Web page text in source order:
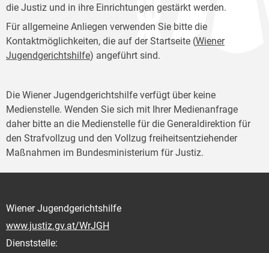
die Justiz und in ihre Einrichtungen gestärkt werden.
Für allgemeine Anliegen verwenden Sie bitte die
Kontaktmöglichkeiten, die auf der Startseite (Wiener
Jugendgerichtshilfe) angeführt sind.
Die Wiener Jugendgerichtshilfe verfügt über keine
Medienstelle. Wenden Sie sich mit Ihrer Medienanfrage
daher bitte an die Medienstelle für die Generaldirektion für
den Strafvollzug und den Vollzug freiheitsentziehender
Maßnahmen im Bundesministerium für Justiz.
Wiener Jugendgerichtshilfe
www.justiz.gv.at/WrJGH
Dienststelle: